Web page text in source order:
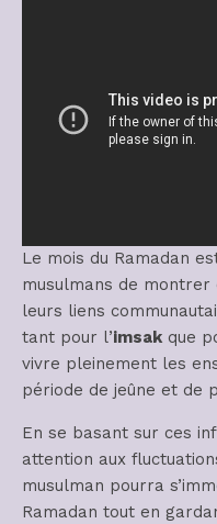
Le mois du Ramadan
musulmans de
leurs liens
tant pour l’imsak que
vivre pleinement les
période de jeûne et de
En se basant sur ces
attention aux
musulman pourra
Ramadan tout en